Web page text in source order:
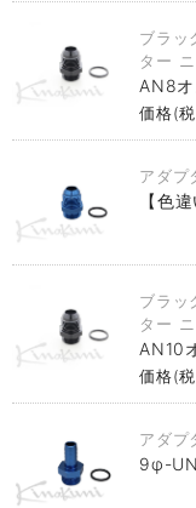
ブラッ
ター
AN8
価格(
アダプ
【色
ブラッ
ター
AN10
価格(
アダプ
9φ-